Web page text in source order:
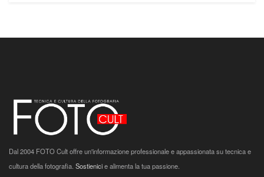
Dal 2004 FOTO Cult offre un'informazione professionale e appassionata su tecnica e
cultura della fotografia. Sostienicie alimenta la tua passione.